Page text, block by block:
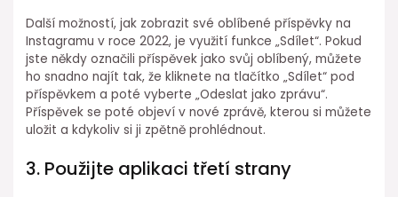
Další možností, jak zobrazit své oblíbené příspěvky na
Instagramu v roce 2022, je využití funkce „Sdílet“. Pokud
jste někdy označili příspěvek jako svůj oblíbený, můžete
ho snadno najít tak, že kliknete na tlačítko „Sdílet“ pod
příspěvkem a poté vyberte „Odeslat jako zprávu“.
Příspěvek se poté objeví v nové zprávě, kterou si můžete
uložit a kdykoliv si ji zpětně prohlédnout.
3. Použijte aplikaci třetí strany